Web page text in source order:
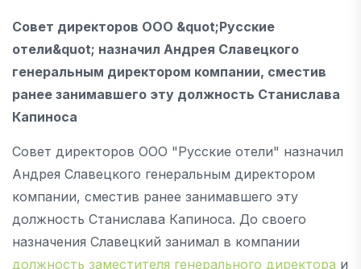
Совет директоров ООО &quot;Русские
отели&quot; назначил Андрея Славецкого
генеральным директором компании, сместив
ранее занимавшего эту должность Станислава
Капиноса
Совет директоров ООО "Русские отели" назначил
Андрея Славецкого генеральным директором
компании, сместив ранее занимавшего эту
должность Станислава Капиноса. До своего
назначения Славецкий занимал в компании
должность заместителя генерального директора и